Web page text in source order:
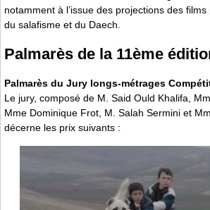
notamment à l’issue des projections des
du salafisme et du Daech.
Palmarès de la 11ème
Palmarès du Jury longs-métrages
Le jury, composé de M. Said Ould Khalifa,
Mme Dominique Frot, M. Salah Sermini et
décerne les prix suivants :